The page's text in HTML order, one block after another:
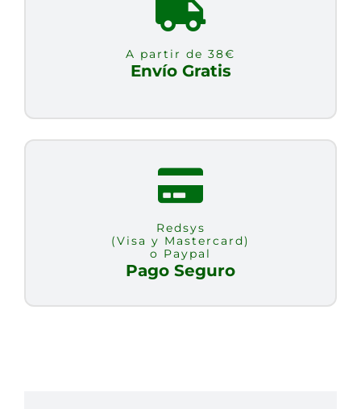
A partir de 38€
Envío Gratis
Redsys
(Visa y Mastercard)
o Paypal
Pago Seguro